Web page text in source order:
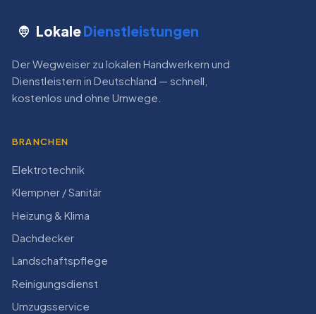
LokaleDienstleistungen
Der Wegweiser zu lokalen Handwerkern und
Dienstleistern in Deutschland — schnell,
kostenlos und ohne Umwege.
BRANCHEN
Elektrotechnik
Klempner / Sanitär
Heizung & Klima
Dachdecker
Landschaftspflege
Reinigungsdienst
Umzugsservice